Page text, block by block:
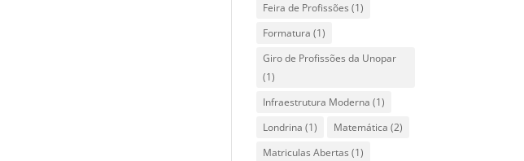
Feira de Profissões (1)
Formatura (1)
Giro de Profissões da Unopar
(1)
Infraestrutura Moderna (1)
Londrina (1) Matemática (2)
Matriculas Abertas (1)